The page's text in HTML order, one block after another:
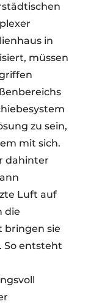
in
müssen
zu sein,
mit sich.
dahinter
Luft auf
die
bringen sie
So entsteht